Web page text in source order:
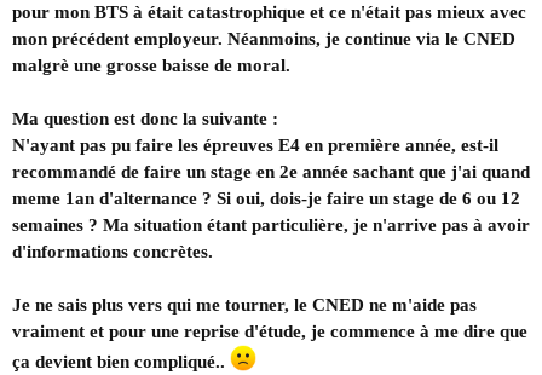
u
s
s
o
pour mon BTS à était catastrophique et ce n'était pas mieux avec
mon précédent employeur. Néanmoins, je continue via le CNED
malgrè une grosse baisse de moral.
Ma question est donc la suivante :
N'ayant pas pu faire les épreuves E4 en première année, est-il
recommandé de faire un stage en 2e année sachant que j'ai quand
meme 1an d'alternance ? Si oui, dois-je faire un stage de 6 ou 12
semaines ? Ma situation étant particulière, je n'arrive pas à avoir
d'informations concrètes.
Je ne sais plus vers qui me tourner, le CNED ne m'aide pas
vraiment et pour une reprise d'étude, je commence à me dire que
ça devient bien compliqué..